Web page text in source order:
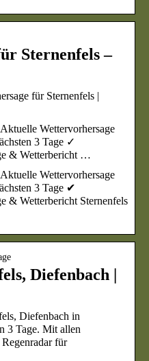
Sternenfels –
für Sternenfels |
Wettervorhersage
3 Tage ✓
& Wetterbericht …
Wettervorhersage
3 Tage ✔
& Wetterbericht Sternenfels
Diefenbach |
Diefenbach in
3 Tage. Mit allen
für